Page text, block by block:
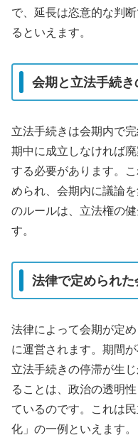
で、延長は恣意的な判
るといえます。
会期と立法手続き
立法手続きは会期内で
期中に成立しなければ
する必要があります。
められ、会期内に議論
のルールは、立法権の
す。
法律で定められ
法律によって会期が定
に運営されます。期間
立法手続きの停滞が生
ることは、政治の透明
ているのです。これは
化」の一例といえます。